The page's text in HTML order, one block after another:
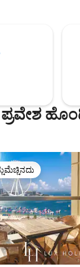
ನಿಮಿಷಗಳ ದೂರದಲ್ಲಿರುವ
ಮರೀನಾ, ದುಬೈ ಮಾಲ್
ಇತರ
ನೀಡಿ.